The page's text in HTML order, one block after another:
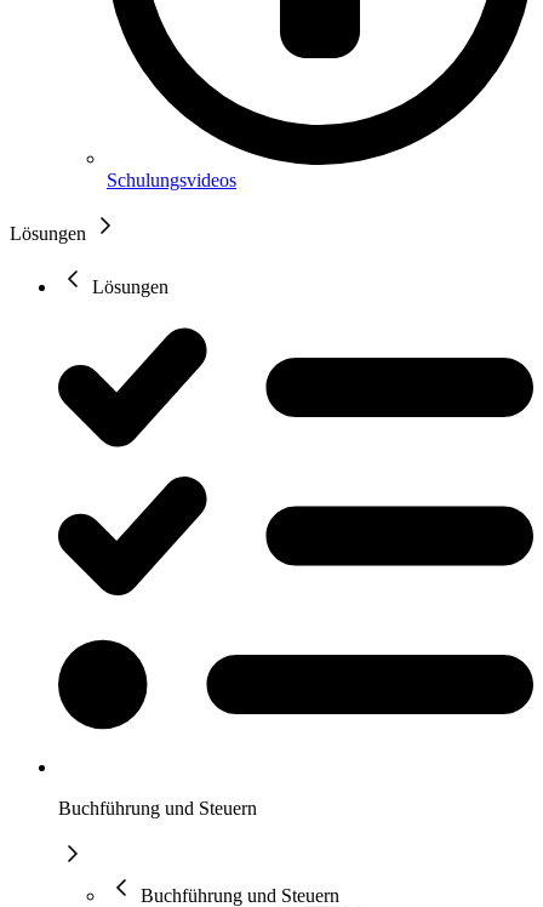
Schulungsvideos
Lösungen
Lösungen
Buchführung und Steuern
Buchführung und Steuern